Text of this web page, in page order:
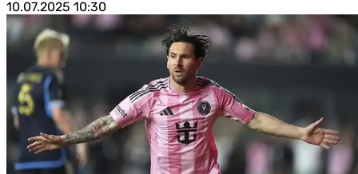
10.07.2025 10:30